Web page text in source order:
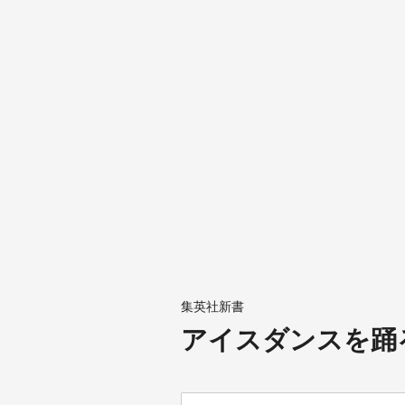
集英社新書
アイスダンスを踊